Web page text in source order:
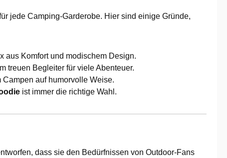
jede Camping-Garderobe. Hier sind einige Gründe,
aus Komfort und modischem Design.
treuen Begleiter für viele Abenteuer.
Campen auf humorvolle Weise.
ist immer die richtige Wahl.
dass sie den Bedürfnissen von Outdoor-Fans